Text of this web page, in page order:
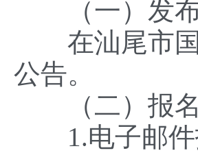
（一）发布
在汕尾市国
公告。
（二）报名
1.电子邮件